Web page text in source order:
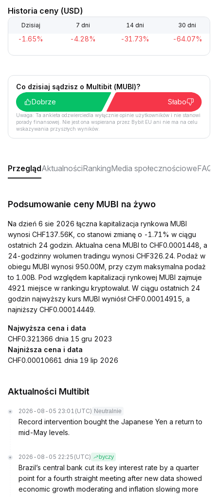
Historia ceny (USD)
Dzisiaj 7 dni 14 dni 30 dni
-1.65% -4.28% -31.73% -64.07%
Co dzisiaj sądzisz o Multibit (MUBI)?
Dobrze
Słabo
Uwaga: Ta ankieta odzwierciedla wyłącznie opinie użytkowników i nie stanowi
porady finansowej. Nie jest ona wspierana przez Bybit EU ani nie ma na celu
wskazywania przyszłych wyników.
PrzeglądAktualnościRankingMedia społecznościoweFAQ
Podsumowanie ceny MUBI na żywo
Na dzień 6 sie 2026 łączna kapitalizacja rynkowa MUBI
wynosi CHF137.56K, co stanowi zmianę o -1.71% w ciągu
ostatnich 24 godzin. Aktualna cena MUBI to CHF0.0001448, a
24-godzinny wolumen tradingu wynosi CHF326.24. Podaż w
obiegu MUBI wynosi 950.00M, przy czym maksymalna podaż
to 1.00B. Pod względem kapitalizacji rynkowej MUBI zajmuje
4921 miejsce w rankingu kryptowalut. W ciągu ostatnich 24
godzin najwyższy kurs MUBI wyniósł CHF0.00014915, a
najniższy CHF0.00014449.
Najwyższa cena i data
CHF0.321366 dnia 15 gru 2023
Najniższa cena i data
CHF0.00010661 dnia 19 lip 2026
Aktualności Multibit
2026-08-05 23:01 (UTC) Neutralnie
Record intervention bought the Japanese Yen a return to
mid-May levels.
2026-08-05 22:25 (UTC) byczy
Brazil’s central bank cut its key interest rate by a quarter
point for a fourth straight meeting after new data showed
economic growth moderating and inflation slowing more